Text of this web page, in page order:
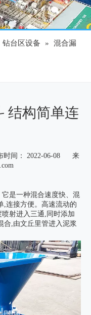
钻台区设备 » 混合漏
结构简单连
间： 2022-06-08 来
它是一种混合速度快、混
,连接方便。高速流动的
射进入三通,同时添加
合,由文丘里管进入泥浆